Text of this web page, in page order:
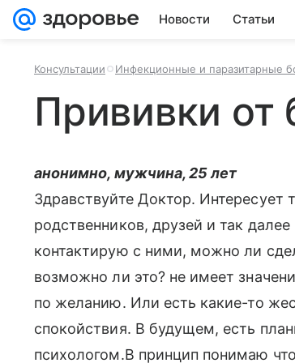
Новости Статьи
Консультации Инфекционные и паразитарные
Прививки от
анонимно, мужчина, 25 лет
Здравствуйте Доктор.
родственников, друзей и так
контактирую с ними, можно ли
возможно ли это? не имеет
по желанию. Или есть какие-то
спокойствия. В будущем, есть
психологом.В принцип понимаю